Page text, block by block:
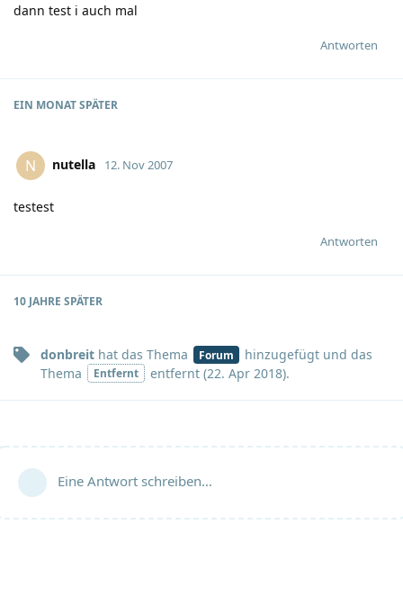
dann test i auch mal
Antworten
EIN MONATSPÄTER
N nutella 12. Nov 2007
testest
Antworten
10 JAHRE SPÄTER
donbreit hat das Thema Forum hinzugefügt und das
Thema
Entfernt entfernt (22. Apr 2018).
Eine Antwort schreiben…